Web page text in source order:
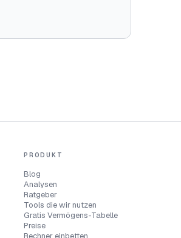
PRODUKT
Blog
Analysen
Ratgeber
Tools die wir nutzen
Gratis Vermögens-Tabelle
Preise
Rechner einbetten